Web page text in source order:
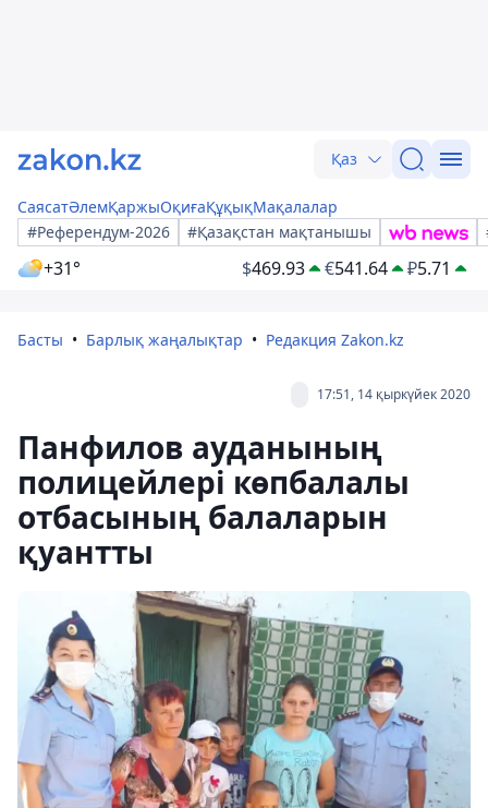
Қаз
СаясатӘлемҚаржыОқиғаҚұқықМақалалар
#Референдум-2026
#Қазақстан мақтанышы
+31° $469.93 €541.64 ₽5.71
Басты Барлық жаңалықтар Редакция Zakon.kz
17:51, 14 қыркүйек 2020
Панфилов ауданының
полицейлері көпбалалы
отбасының балаларын
қуантты